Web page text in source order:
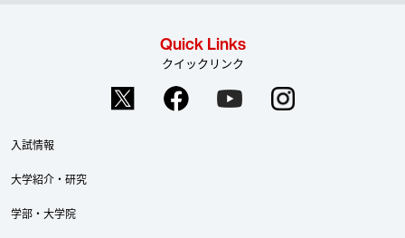
Quick Links
クイックリンク
入試情報
大学紹介・研究
学部・大学院